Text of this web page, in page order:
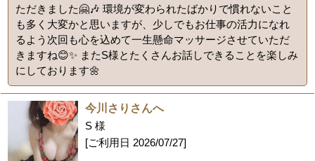
ただきました🤗🎶 環境が変わられたばかりで慣れないこと
も多く大変かと思いますが、少しでもお仕事の活力になれ
るよう次回も心を込めて一生懸命マッサージさせていただ
きますね😊✨️ またS様とたくさんお話しできることを楽しみ
にしております🌼
今川さりさんへ
S 様
[ご利用日 2026/07/27]